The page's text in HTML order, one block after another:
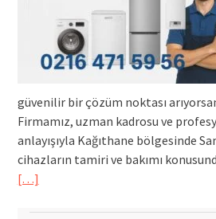
güvenilir bir çözüm noktası
Firmamız, uzman kadrosu ve
anlayışıyla Kağıthane bölgesinde
cihazların tamiri ve bakımı
[…]